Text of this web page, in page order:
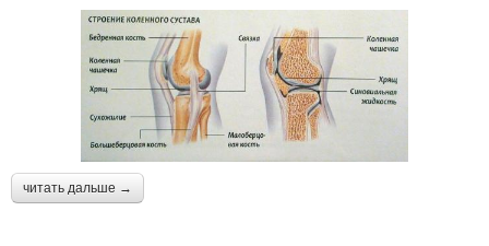
читать дальше →